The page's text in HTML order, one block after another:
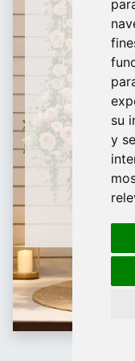
su
y
De
Accesorios